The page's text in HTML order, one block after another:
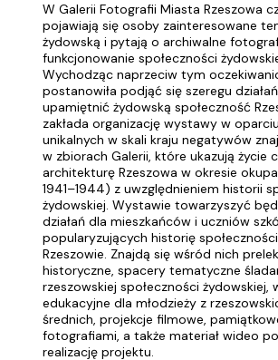
W Galerii Fotografii Miasta Rzeszowa
pojawiają się osoby zainteresowane
żydowską i pytają o archiwalne
funkcjonowanie społeczności
Wychodząc naprzeciw tym
postanowiła podjąć się szeregu
upamiętnić żydowską społeczność
zakłada organizację wystawy w
unikalnych w skali kraju negatywów
w zbiorach Galerii, które ukazują życie
architekturę Rzeszowa w okresie
1941–1944) z uwzględnieniem historii
żydowskiej. Wystawie towarzyszyć
działań dla mieszkańców i uczniów
popularyzujących historię
Rzeszowie. Znajdą się wśród nich
historyczne, spacery tematyczne
rzeszowskiej społeczności żydowskiej,
edukacyjne dla młodzieży z
średnich, projekcje filmowe,
fotografiami, a także materiał wideo
realizację projektu.